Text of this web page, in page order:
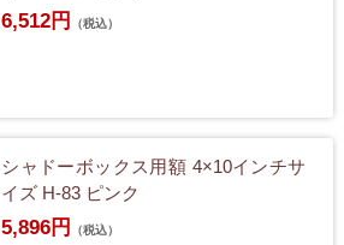
6,512円 （税込）
シャドーボックス用額 4×10インチサ
イズ H-83 ピンク
5,896円 （税込）